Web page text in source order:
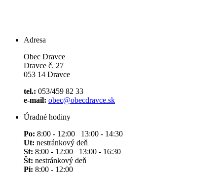
Adresa
Obec Dravce
Dravce č. 27
053 14 Dravce
tel.: 053/459 82 33
e-mail: obec@obecdravce.sk
Úradné hodiny
Po: 8:00 - 12:00 13:00 - 14:30
Ut: nestránkový deň
St: 8:00 - 12:00 13:00 - 16:30
Št: nestránkový deň
Pi: 8:00 - 12:00